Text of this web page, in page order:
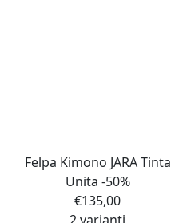
Felpa Kimono JARA Tinta
Unita -50%
€135,00